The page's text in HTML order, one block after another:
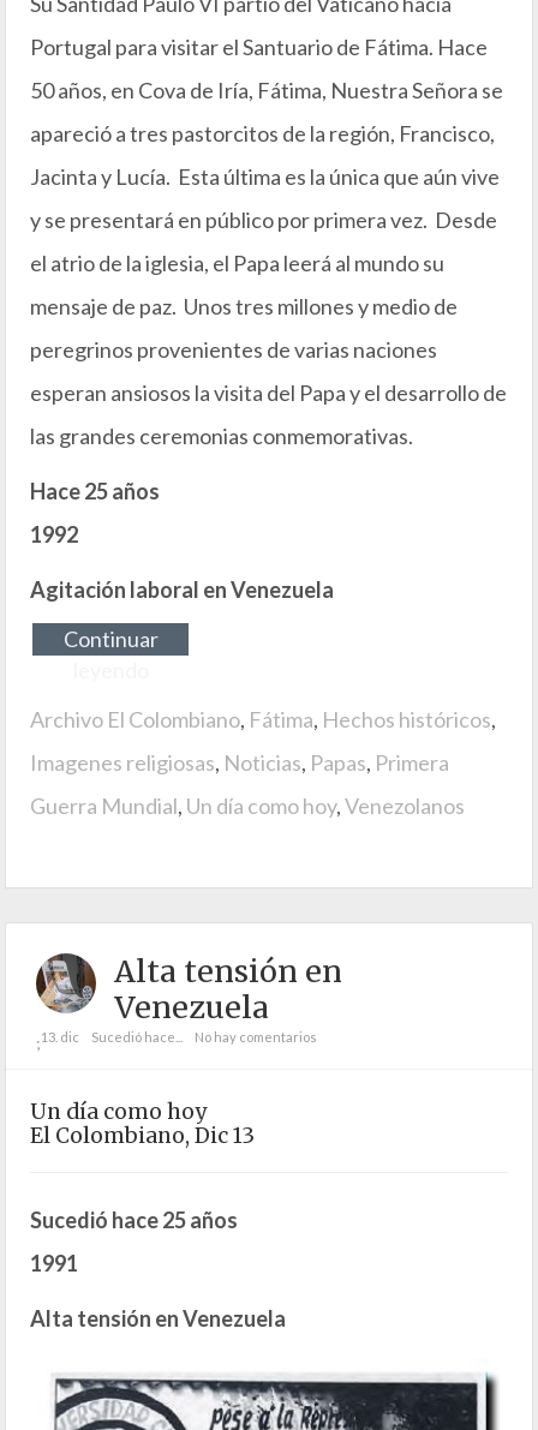
Portugal para visitar el Santuario de Fátima. Hace
50 años, en Cova de Iría, Fátima, Nuestra Señora se
apareció a tres pastorcitos de la región, Francisco,
Jacinta y Lucía. Esta última es la única que aún vive
y se presentará en público por primera vez. Desde
el atrio de la iglesia, el Papa leerá al mundo su
mensaje de paz. Unos tres millones y medio de
peregrinos provenientes de varias naciones
esperan ansiosos la visita del Papa y el desarrollo de
las grandes ceremonias conmemorativas.
Hace 25 años
1992
Agitación laboral en Venezuela
Continuar
Archivo El Colombiano, Fátima, Hechos históricos,
Imagenes religiosas, Noticias, Papas, Primera
Guerra Mundial, Un día como hoy,Venezolanos
Alta tensión en
Venezuela
;13. dic Sucedió hace... No hay comentarios
Un día como hoy
El Colombiano, Dic 13
Sucedió hace 25 años
1991
Alta tensión en Venezuela